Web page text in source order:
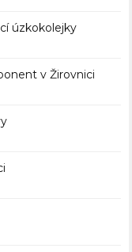
úzkokolejky
v Žirovnici